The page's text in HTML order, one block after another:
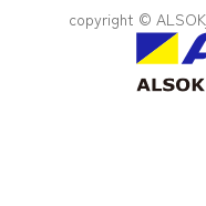
copyright ©